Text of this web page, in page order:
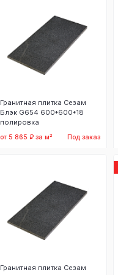
Гранитная плитка Сезам
Блэк G654 600*600*18
полировка
от 5 865 ₽ за м² Под заказ
Гранитная плитка Сезам